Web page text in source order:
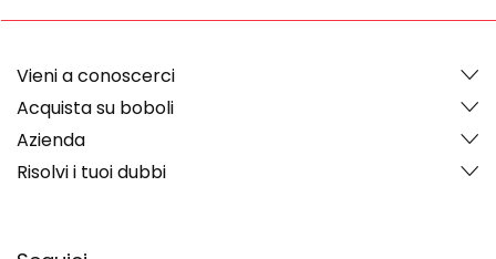
Vieni a conoscerci
Acquista su boboli
Azienda
Risolvi i tuoi dubbi